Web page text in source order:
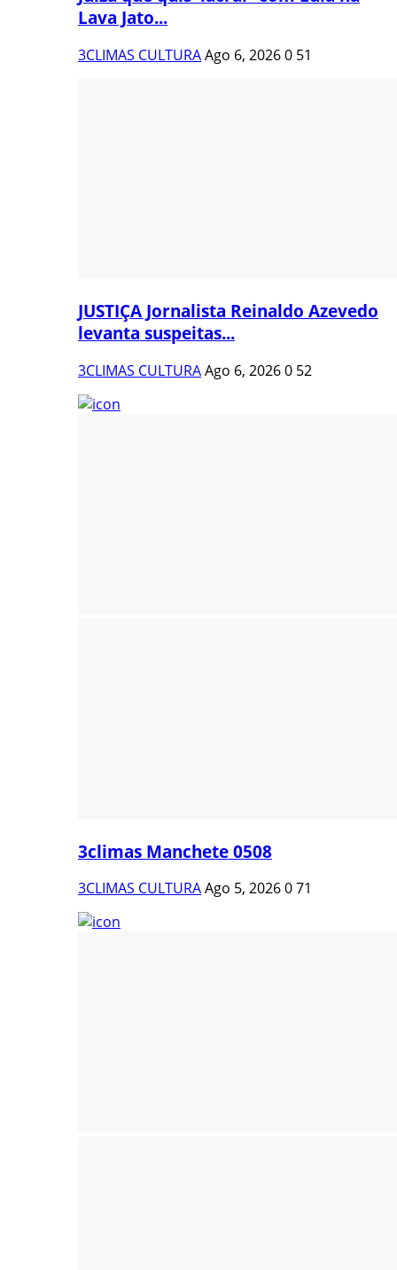
Lava Jato...
3CLIMAS CULTURAAgo 6, 20260 51
JUSTIÇA Jornalista Reinaldo Azevedo
levanta suspeitas...
3CLIMAS CULTURAAgo 6, 20260 52
3climas Manchete 0508
3CLIMAS CULTURAAgo 5, 2026071